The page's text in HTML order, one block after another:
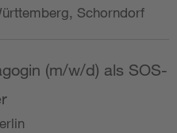
Schorndorf
(m/w/d) als SOS-